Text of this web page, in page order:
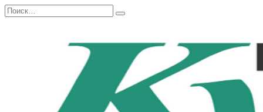
Перейти
к
Search
for: